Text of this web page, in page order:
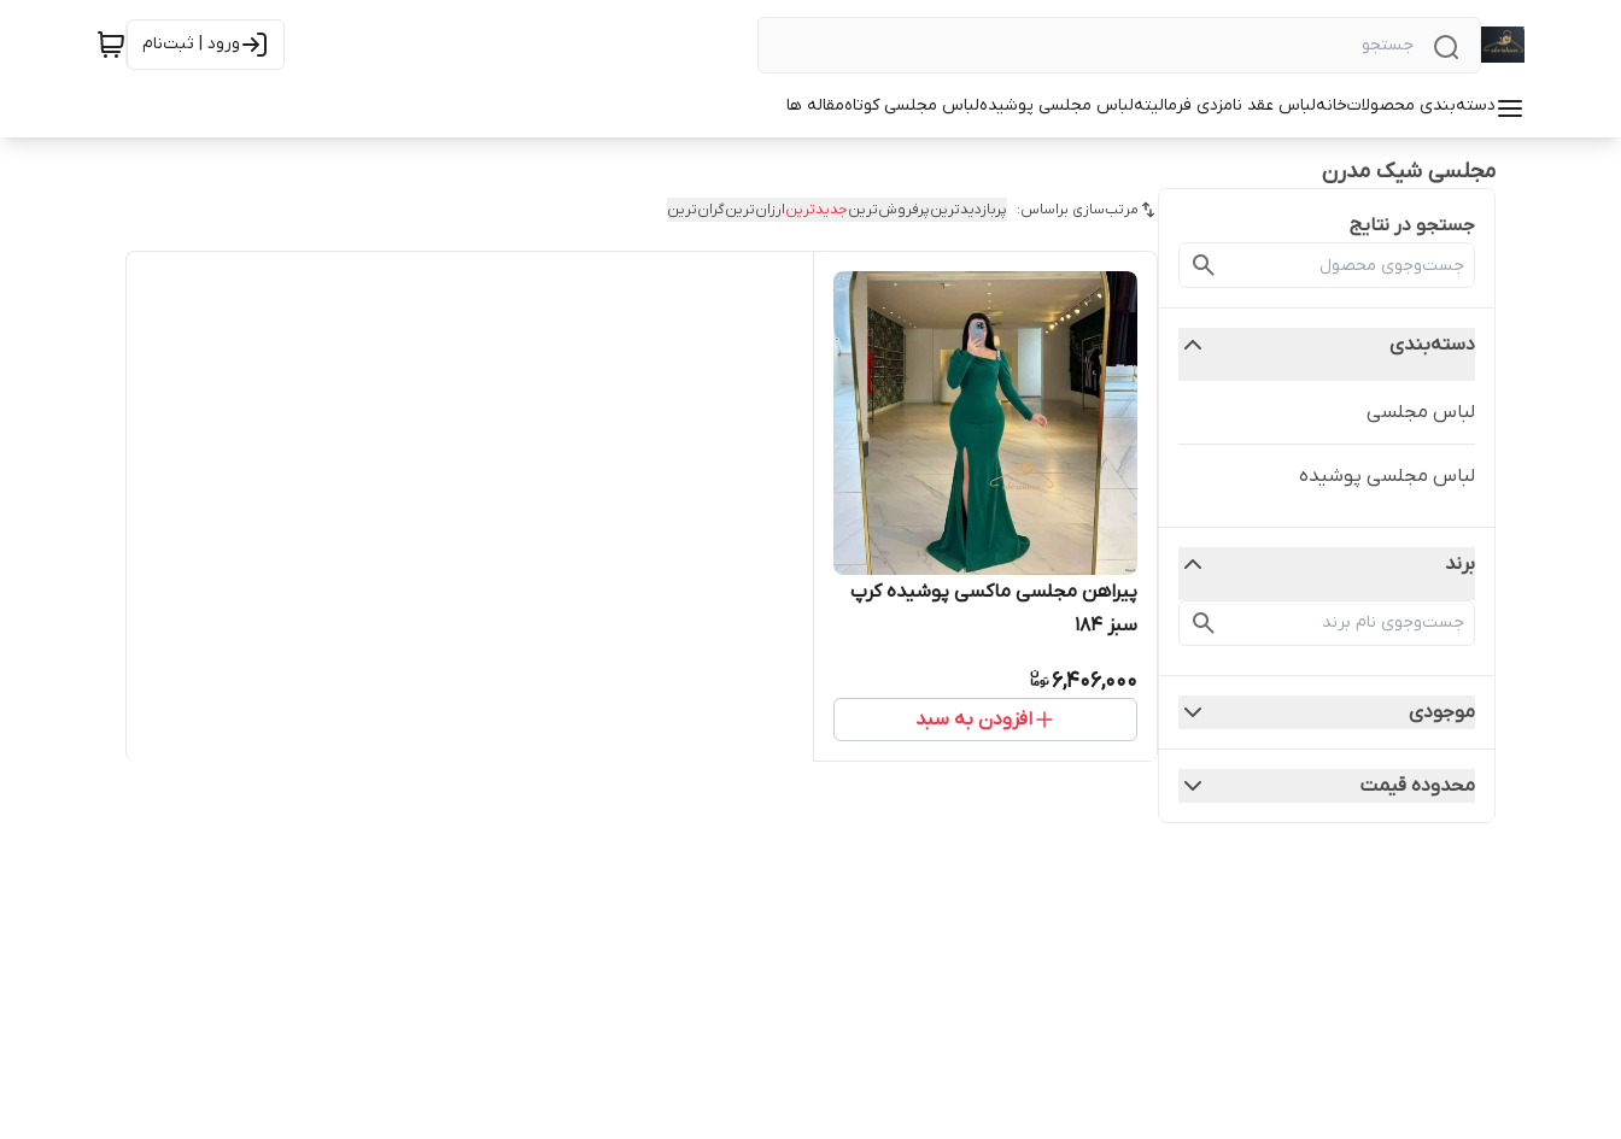
ورود | ثبت‌نام
دسته‌بندی محصولاتخانهلباس عقد نامزدی فرمالیتهلباس مجلسی پوشیدهلباس مجلسی کوتاهمقاله ها
مجلسی شیک مدرن
جستجو در نتایج
دسته‌بندی
لباس مجلسی
لباس مجلسی پوشیده
برند
موجودی
محدوده قیمت
مرتب‌سازی براساس: پربازدیدترینپرفروش‌ترینجدیدترینارزان‌ترینگران‌ترین
پیراهن مجلسی ماکسی پوشیده کرپ
سبز ۱۸۴
6,406,000
افزودن به سبد